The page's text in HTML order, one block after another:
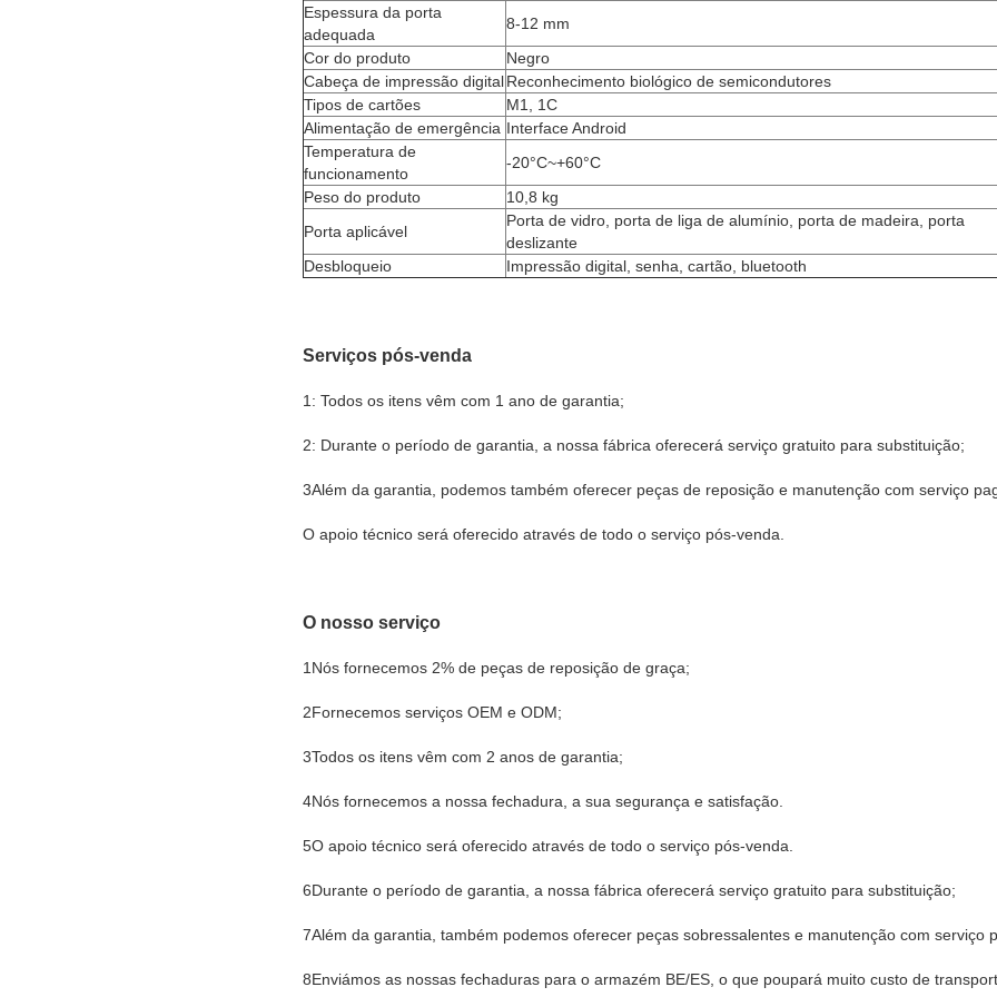
Espessura da porta
adequada
8-12 mm
Cor do produto
Negro
Cabeça de impressão digitalReconhecimento biológico de semicondutores
Tipos de cartões
M1, 1C
Alimentação de emergência Interface Android
Temperatura de
funcionamento
-20°C~+60°C
Peso do produto
10,8 kg
Porta aplicável
Porta de vidro, porta de liga de alumínio, porta de madeira, porta
deslizante
Desbloqueio
Impressão digital, senha, cartão, bluetooth
Serviços pós-venda
1: Todos os itens vêm com 1 ano de garantia;
2: Durante o período de garantia, a nossa fábrica oferecerá serviço gratuito para substituição;
3Além da garantia, podemos também oferecer peças de reposição e manutenção com serviço
O apoio técnico será oferecido através de todo o serviço pós-venda.
O nosso serviço
1Nós fornecemos 2% de peças de reposição de graça;
2Fornecemos serviços OEM e ODM;
3Todos os itens vêm com 2 anos de garantia;
4Nós fornecemos a nossa fechadura, a sua segurança e satisfação.
5O apoio técnico será oferecido através de todo o serviço pós-venda.
6Durante o período de garantia, a nossa fábrica oferecerá serviço gratuito para substituição;
7Além da garantia, também podemos oferecer peças sobressalentes e manutenção com serviço
8Enviámos as nossas fechaduras para o armazém BE/ES, o que poupará muito custo de